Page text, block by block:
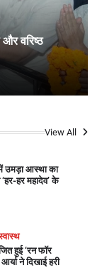
और वरिष्ठ
View All
उमड़ा आस्था का
हर महादेव’ के
हुई ‘रन फॉर
ने दिखाई हरी